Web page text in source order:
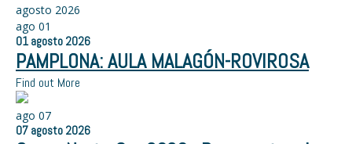
agosto 2026
ago 01
01 agosto 2026
PAMPLONA: AULA MALAGÓN-ROVIROSA
Find out More
ago 07
07 agosto 2026